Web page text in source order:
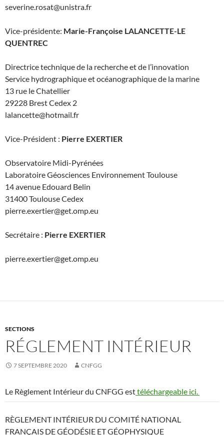
severine.rosat@unistra.fr
Vice-présidente: Marie-Françoise LALANCETTE-LE
QUENTREC
Directrice technique de la recherche et de l’innovation
Service hydrographique et océanographique de la marine
13 rue le Chatellier
29228 Brest Cedex 2
lalancette@hotmail.fr
Vice-Président : Pierre EXERTIER
Observatoire Midi-Pyrénées
Laboratoire Géosciences Environnement Toulouse
14 avenue Edouard Belin
31400 Toulouse Cedex
pierre.exertier@get.omp.eu
Secrétaire : Pierre EXERTIER
pierre.exertier@get.omp.eu
SECTIONS
RÉGLEMENT INTÉRIEUR
7 SEPTEMBRE 2020 CNFGG
Le Règlement Intérieur du CNFGG esttéléchargeable ici.
RÈGLEMENT INTÉRIEUR DU COMITÉ NATIONAL
FRANÇAIS DE GÉODÉSIE ET GÉOPHYSIQUE